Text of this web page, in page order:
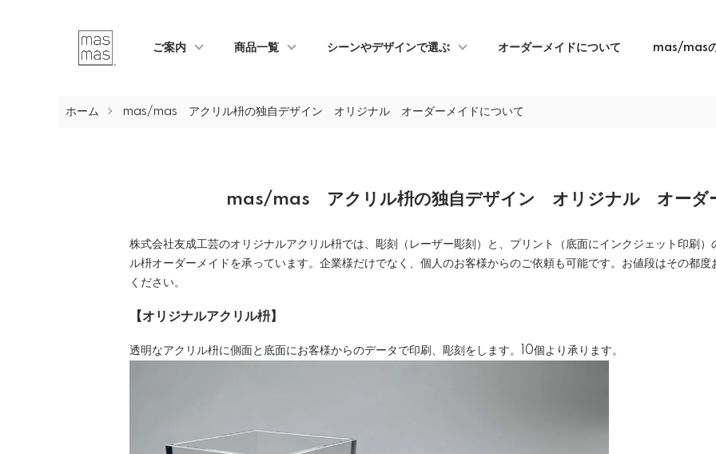
ご案内 商品一覧 シーンやデザインで選ぶ オーダーメイドについて mas/mas
ホーム mas/mas アクリル枡の独自デザイン オリジナル オーダーメイドについて
mas/mas アクリル枡の独自デザイン オリジナル オーダ
株式会社友成工芸のオリジナルアクリル枡では、彫刻（レーザー彫刻）と、プリント（底面にインクジェット印刷
ル枡オーダーメイドを承っています。企業様だけでなく、個人のお客様からのご依頼も可能です。お値段はその都
ください。
【オリジナルアクリル枡】
透明なアクリル枡に側面と底面にお客様からのデータで印刷、彫刻をします。10個より承ります。